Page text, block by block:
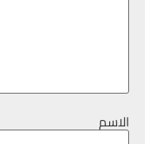
الاسم